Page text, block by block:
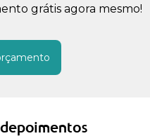
grátis agora mesmo!